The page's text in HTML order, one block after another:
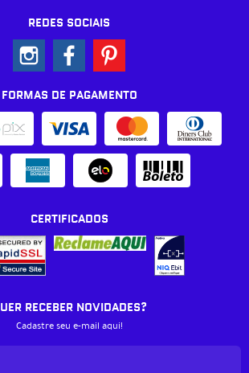
REDES SOCIAIS
FORMAS DE PAGAMENTO
CERTIFICADOS
RECEBER NOVIDADES?
Cadastre seu e-mail aqui!